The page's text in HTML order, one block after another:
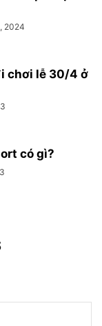
2024
chơi lễ 30/4 ở
có gì?